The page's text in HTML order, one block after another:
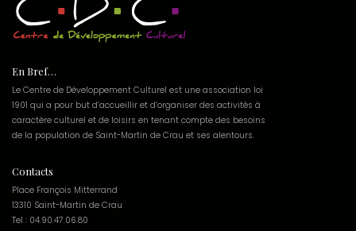
En Bref…
Le Centre de Développement Culturel est une association loi
1901 qui a pour but d’accueillir et d’organiser des activités à
caractère culturel et de loisirs en tenant compte des besoins
de la population de Saint-Martin de Crau et ses alentours.
Contacts
Place François Mitterrand
13310 Saint-Martin de Crau
Tel : 04.90.47.06.80